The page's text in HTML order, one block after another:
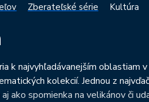
Zberateľské série Kultúra
k najvyhľadávanejším oblastiam v
kolekcií. Jednou z
aj ako spomienka na velikánov či